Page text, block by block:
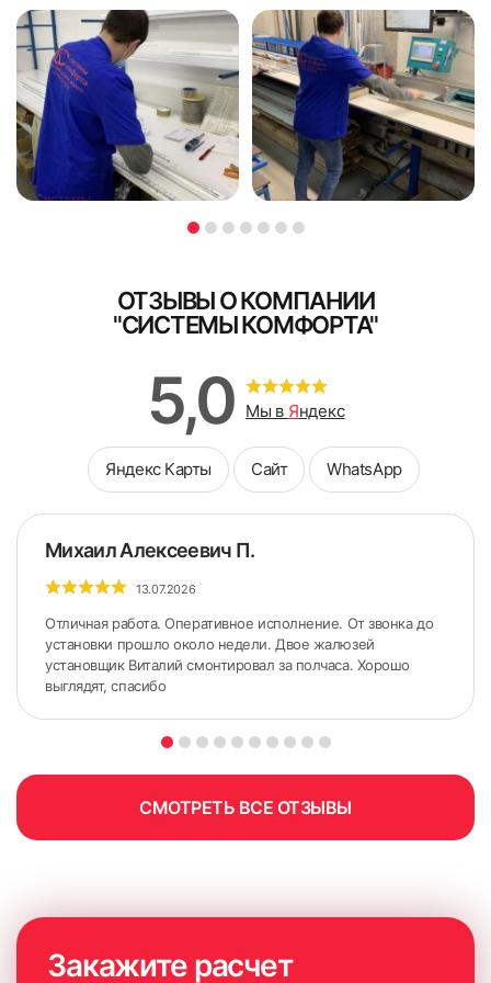
4. Удалить защитную пленку со скотча на карнизе. Не
допускать попадания на скотч пыли и грязи, не браться за
скотч пальцами.
5. По сделанным ранее меткам приложить карниз.
Желательно использовать строительный уровень для
точного горизонтального расположения карниза.
Я ознакомлен и согласен с
политикой об обработке
персональных данных
Поле обязательно для заполнения
Доплата при курьерской доставке
В случае доставки заказа нашим курьером, без монтажа -
доплата принимается наличными.
Я ознакомлен и согласен сполитикой об обработке
персональных данных
ОТЗЫВЫ О КОМПАНИИ
"СИСТЕМЫ КОМФОРТА"
5,0 Мы в Яндекс
Яндекс Карты Сайт WhatsApp
Михаил Алексеевич П.
13.07.2026
Отличная работа. Оперативное исполнение. От звонка до
установки прошло около недели. Двое жалюзей
установщик Виталий смонтировал за полчаса. Хорошо
выглядят, спасибо
СМОТРЕТЬ ВСЕ ОТЗЫВЫ
Закажите расчет